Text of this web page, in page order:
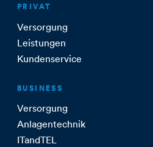
PRIVAT
Versorgung
Leistungen
Kundenservice
BUSINESS
Versorgung
Anlagentechnik
ITandTEL